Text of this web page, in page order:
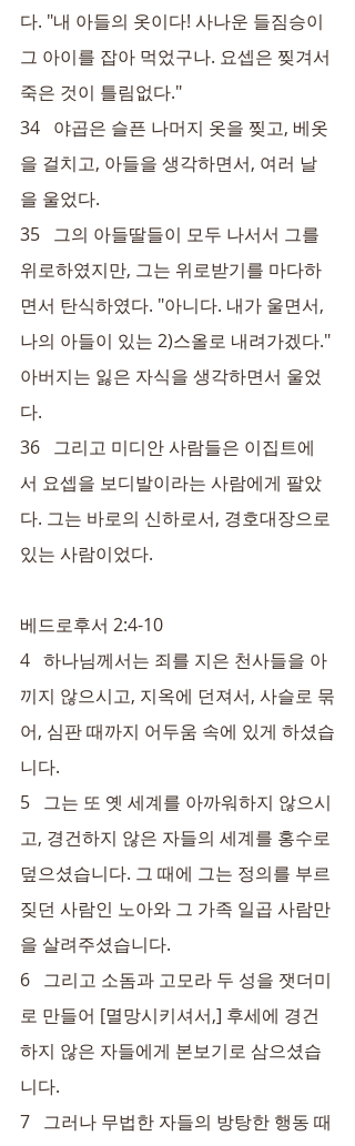
다. "내 아들의 옷이다! 사나운 들짐승이
그 아이를 잡아 먹었구나. 요셉은 찢겨서
죽은 것이 틀림없다."
34   야곱은 슬픈 나머지 옷을 찢고, 베옷
을 걸치고, 아들을 생각하면서, 여러 날
을 울었다.
35   그의 아들딸들이 모두 나서서 그를
위로하였지만, 그는 위로받기를 마다하
면서 탄식하였다. "아니다. 내가 울면서,
나의 아들이 있는 2)스올로 내려가겠다."
아버지는 잃은 자식을 생각하면서 울었
다.
36   그리고 미디안 사람들은 이집트에
서 요셉을 보디발이라는 사람에게 팔았
다. 그는 바로의 신하로서, 경호대장으로
있는 사람이었다.
베드로후서 2:4-10
4   하나님께서는 죄를 지은 천사들을 아
끼지 않으시고, 지옥에 던져서, 사슬로 묶
어, 심판 때까지 어두움 속에 있게 하셨습
니다.
5   그는 또 옛 세계를 아까워하지 않으시
고, 경건하지 않은 자들의 세계를 홍수로
덮으셨습니다. 그 때에 그는 정의를 부르
짖던 사람인 노아와 그 가족 일곱 사람만
을 살려주셨습니다.
6   그리고 소돔과 고모라 두 성을 잿더미
로 만들어 [멸망시키셔서,] 후세에 경건
하지 않은 자들에게 본보기로 삼으셨습
니다.
7   그러나 무법한 자들의 방탕한 행동 때